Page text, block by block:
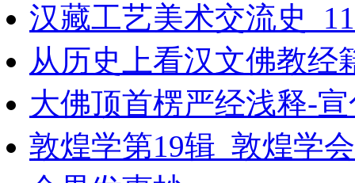
汉藏工艺美术交流史
从历史上看汉文佛教经
大佛顶首楞严经浅释-
敦煌学第19辑_敦煌学